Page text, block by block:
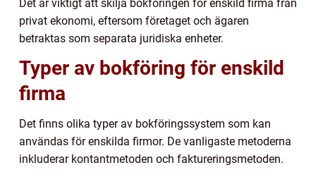
Det är viktigt att skilja bokföringen för enskild firma från
privat ekonomi, eftersom företaget och ägaren
betraktas som separata juridiska enheter.
Typer av bokföring för enskild
firma
Det finns olika typer av bokföringssystem som kan
användas för enskilda firmor. De vanligaste metoderna
inkluderar kontantmetoden och faktureringsmetoden.